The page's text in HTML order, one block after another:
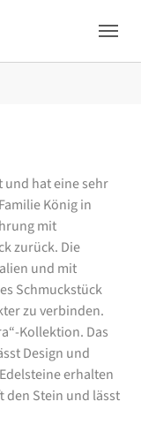
und hat eine sehr
König in
mit
zurück. Die
und mit
Schmuckstück
zu verbinden.
Kollektion. Das
Design und
erhalten
den Stein und lässt